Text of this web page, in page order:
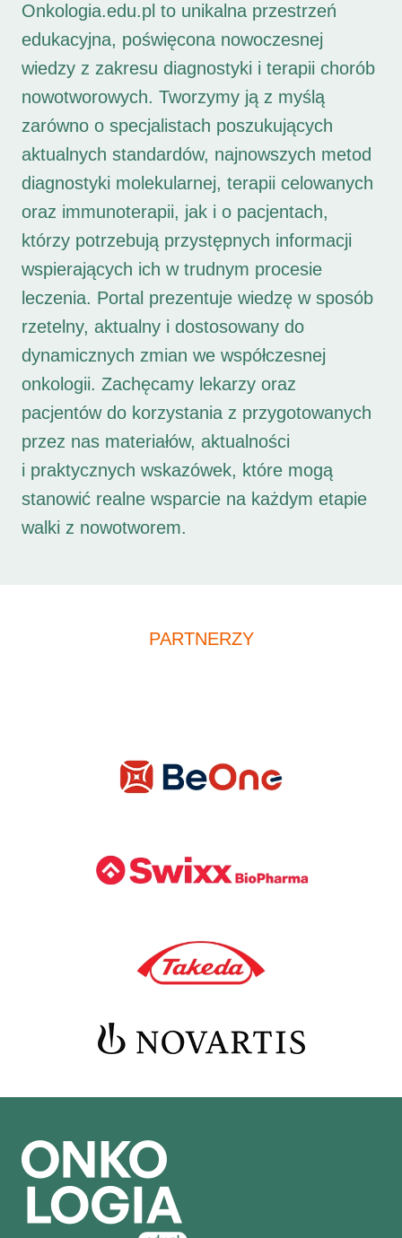
Onkologia.edu.pl to unikalna przestrzeń
edukacyjna, poświęcona nowoczesnej
wiedzy z zakresu diagnostyki i terapii chorób
nowotworowych. Tworzymy ją z myślą
zarówno o specjalistach poszukujących
aktualnych standardów, najnowszych metod
diagnostyki molekularnej, terapii celowanych
oraz immunoterapii, jak i o pacjentach,
którzy potrzebują przystępnych informacji
wspierających ich w trudnym procesie
leczenia. Portal prezentuje wiedzę w sposób
rzetelny, aktualny i dostosowany do
dynamicznych zmian we współczesnej
onkologii. Zachęcamy lekarzy oraz
pacjentów do korzystania z przygotowanych
przez nas materiałów, aktualności
i praktycznych wskazówek, które mogą
stanowić realne wsparcie na każdym etapie
walki z nowotworem.
PARTNERZY